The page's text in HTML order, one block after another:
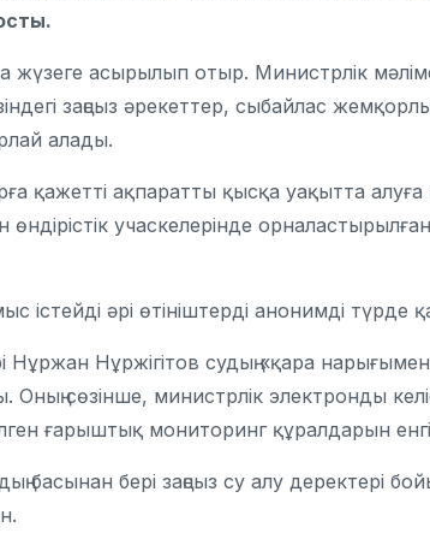
жүзеге асырылып отыр. Министрлік
заңсыз әрекеттер, сыбайлас
алады.
қажетті ақпаратты қысқа уақытта алуға
учаскелерінде
істейді әрі өтініштерді анонимді түрде
Нұржан Нұржігітов судың «қара
Оның сөзінше, министрлік электронды
ғарыштық мониторинг құралдарын
басынан бері заңсыз су алу деректері